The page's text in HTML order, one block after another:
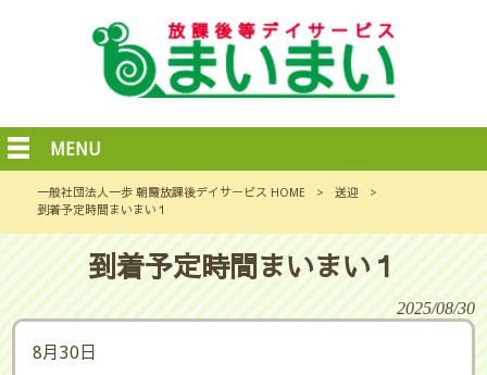
MENU
一般社団法人一歩 朝霞放課後デイサービス HOME > 送迎
>
到着予定時間まいまい１
到着予定時間まいまい１
2025/08/30
8月30日